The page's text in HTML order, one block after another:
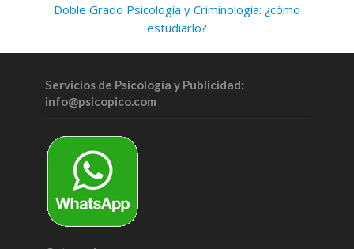
Doble Grado Psicología y Criminología: ¿cómo
estudiarlo?
Servicios de Psicología y Publicidad:
info@psicopico.com